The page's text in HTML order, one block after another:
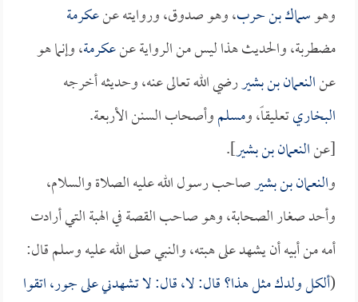
وهوسماك بن حرب، وهو صدوق، وروايته عنعكرمة
مضطربة، والحديث هذا ليس من الرواية عنعكرمة، وإنما هو
عنالنعمان بن بشيررضي الله تعالى عنه، وحديثه أخرجه
البخاريتعليقاً، ومسلموأصحاب السنن الأربعة.
[عنالنعمان بن بشير].
والنعمان بن بشيرصاحب رسول الله عليه الصلاة والسلام،
وأحد صغار الصحابة، وهو صاحب القصة في الهبة التي أرادت
أمه من أبيه أن يشهد على هبته، والنبي صلى الله عليه وسلم قال:
(ألكل ولدك مثل هذا؟ قال: لا، قال: لا تشهدني على جور، اتقوا